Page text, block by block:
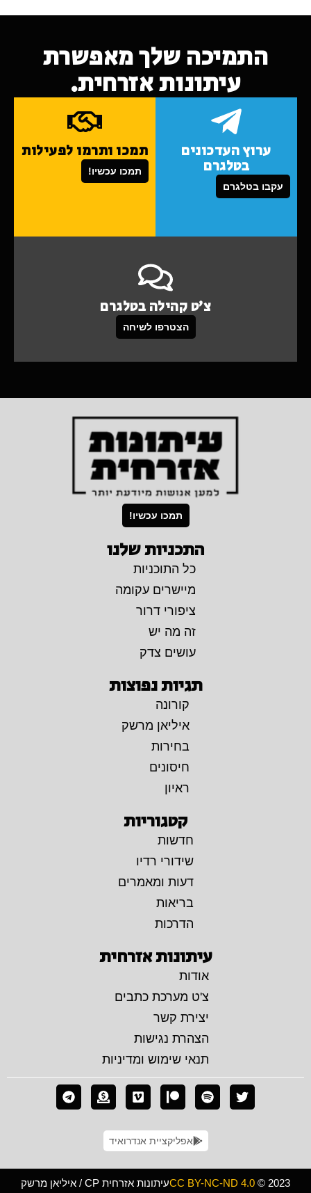
התמיכה שלך מאפשרת
עיתונות אזרחית.
ערוץ העדכונים
בטלגרם
עקבו בטלגרם
תמכו ותרמו לפעילות
תמכו עכשיו!
צ'ט קהילה בטלגרם
הצטרפו לשיחה
תמכו עכשיו!
התכניות שלנו
כל התוכניות
מיישרים עקומה
ציפורי דרור
זה מה יש
עושים צדק
תגיות נפוצות
קורונה
איליאן מרשק
בחירות
חיסונים
ראיון
קטגוריות
חדשות
שידורי רדיו
דעות ומאמרים
בריאות
הדרכות
עיתונות אזרחית
אודות
צ'ט מערכת כתבים
יצירת קשר
הצהרת נגישות
תנאי שימוש ומדיניות
אפליקציית אנדרואיד
CC BY-NC-ND 4.0 © 2023 עיתונות אזרחית CP / איליאן מרשק